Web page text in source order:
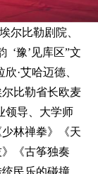
尔比勒剧院、
‘豫’见库区”文
·艾哈迈德、
比勒省长欧麦
领导、大学师
林禅拳》《天
《古筝独奏
民乐的碰撞，